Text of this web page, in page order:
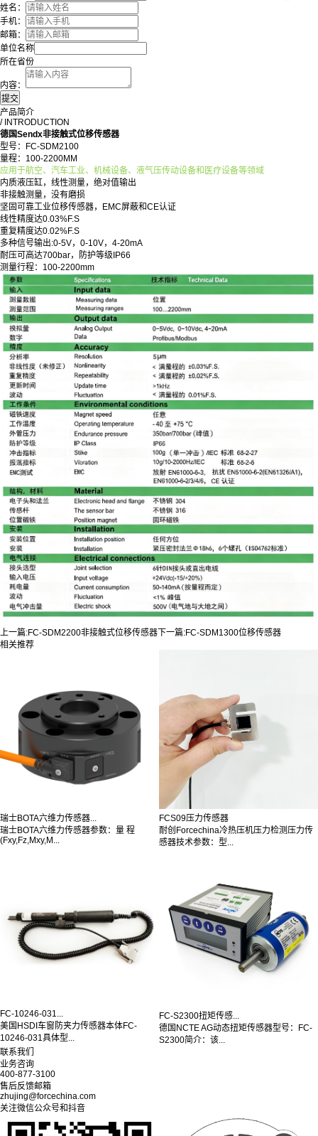
姓名：
手机：
邮箱：
单位名称
所在省份
内容：
产品简介
/ INTRODUCTION
德国Sendx非接触式位移传感器
型号：FC-SDM2100
量程：100-2200MM
应用于航空、汽车工业、机械设备、液气压传动设备和医疗设备等领域
内质液压缸，线性测量，绝对值输出
非接触测量，没有磨损
坚固可靠工业位移传感器，EMC屏蔽和CE认证
线性精度达0.03%F.S
重复精度达0.02%F.S
多种信号输出:0-5V，0-10V，4-20mA
耐压可高达700bar，防护等级IP66
测量行程：100-2200mm
上一篇:FC-SDM2200非接触式位移传感器 下一篇:FC-SDM1300位移传感器
相关推荐
瑞士BOTA六维力传感器...
瑞士BOTA六维力传感器参数：量 程
(Fxy,Fz,Mxy,M...
FCS09压力传感器
耐创Forcechina冷热压机压力检测压力传
感器技术参数：型...
FC-10246-031...
美国HSDI车窗防夹力传感器本体FC-
10246-031具体型...
FC-S2300扭矩传感...
德国NCTE AG动态扭矩传感器型号：FC-
S2300简介：该...
联系我们
业务咨询
400-877-3100
售后反馈邮箱
zhujing@forcechina.com
关注微信公众号和抖音